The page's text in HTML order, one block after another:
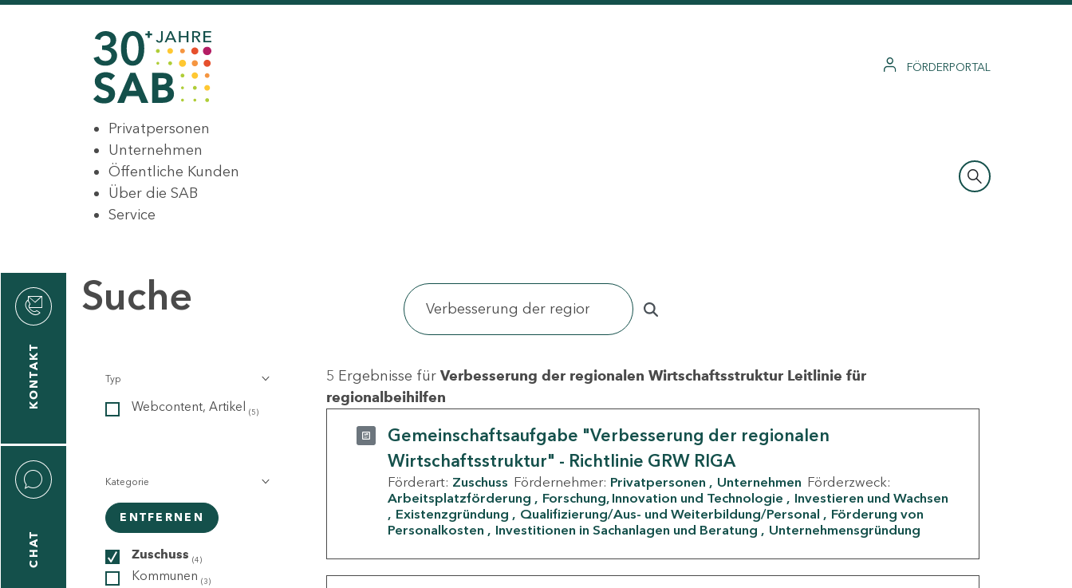
FÖRDERPORTAL
Privatpersonen
Unternehmen
Öffentliche Kunden
Über die SAB
Service
KONTAKT
CHAT
Suche
Typ
Webcontent, Artikel (5)
Kategorie
ENTFERNEN
Zuschuss (4)
Kommunen (3)
5 Ergebnisse für Verbesserung der regionalen Wirtschaftsstruktur Leitlinie für
regionalbeihilfen
Gemeinschaftsaufgabe "Verbesserung der regionalen
Wirtschaftsstruktur" - Richtlinie GRW RIGA
Förderart: Zuschuss Fördernehmer: Privatpersonen Unternehmen Förderzweck:
Arbeitsplatzförderung
Forschung, Innovation und Technologie
Investieren und Wachsen
Existenzgründung
Qualifizierung/Aus- und Weiterbildung/Personal
Förderung von
Personalkosten
Investitionen in Sachanlagen und Beratung Unternehmensgründung